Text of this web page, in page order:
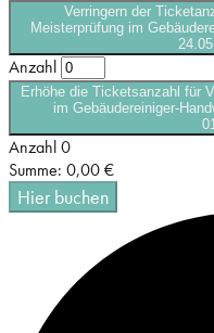
Verringern der
Meisterprüfung im
Anzahl
Erhöhe die Ticketsanzahl für
im Gebäudereiniger-
Anzahl0
Summe: 0,00€
Hier buchen